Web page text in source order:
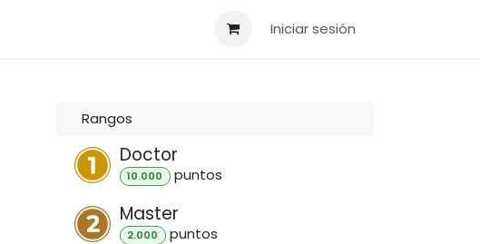
Iniciar sesión
Rangos
Doctor
10.000 puntos
Master
2.000 puntos